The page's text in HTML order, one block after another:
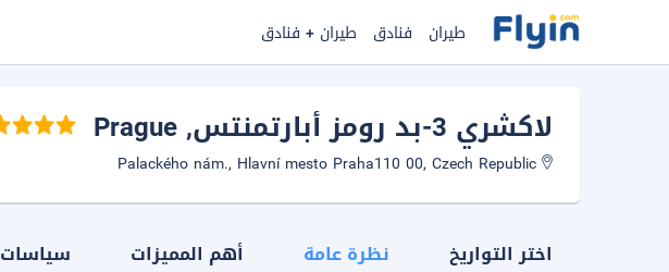
طيران فنادق طيران + فنادق
لاكشري 3-بد رومز أبارتمنتس , Prague
اختر التواريخ نظرة عامة أهم المميزات سياسات